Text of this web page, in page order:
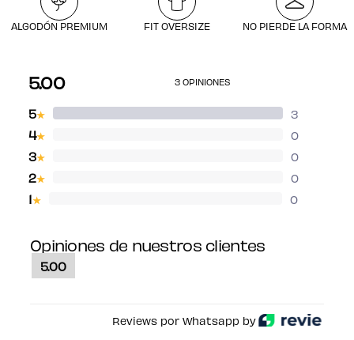
ALGODÓN PREMIUM FIT OVERSIZE NO PIERDE LA FORMA
5.00 3 OPINIONES
5★ 3
4★ 0
3★ 0
2★ 0
1★ 0
Opiniones de nuestros clientes
5.00
Reviews por Whatsapp by